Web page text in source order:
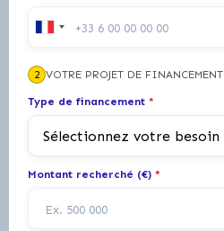
2 VOTRE PROJET DE FINANCEMENT
Type de financement *
Montant recherché (€) *